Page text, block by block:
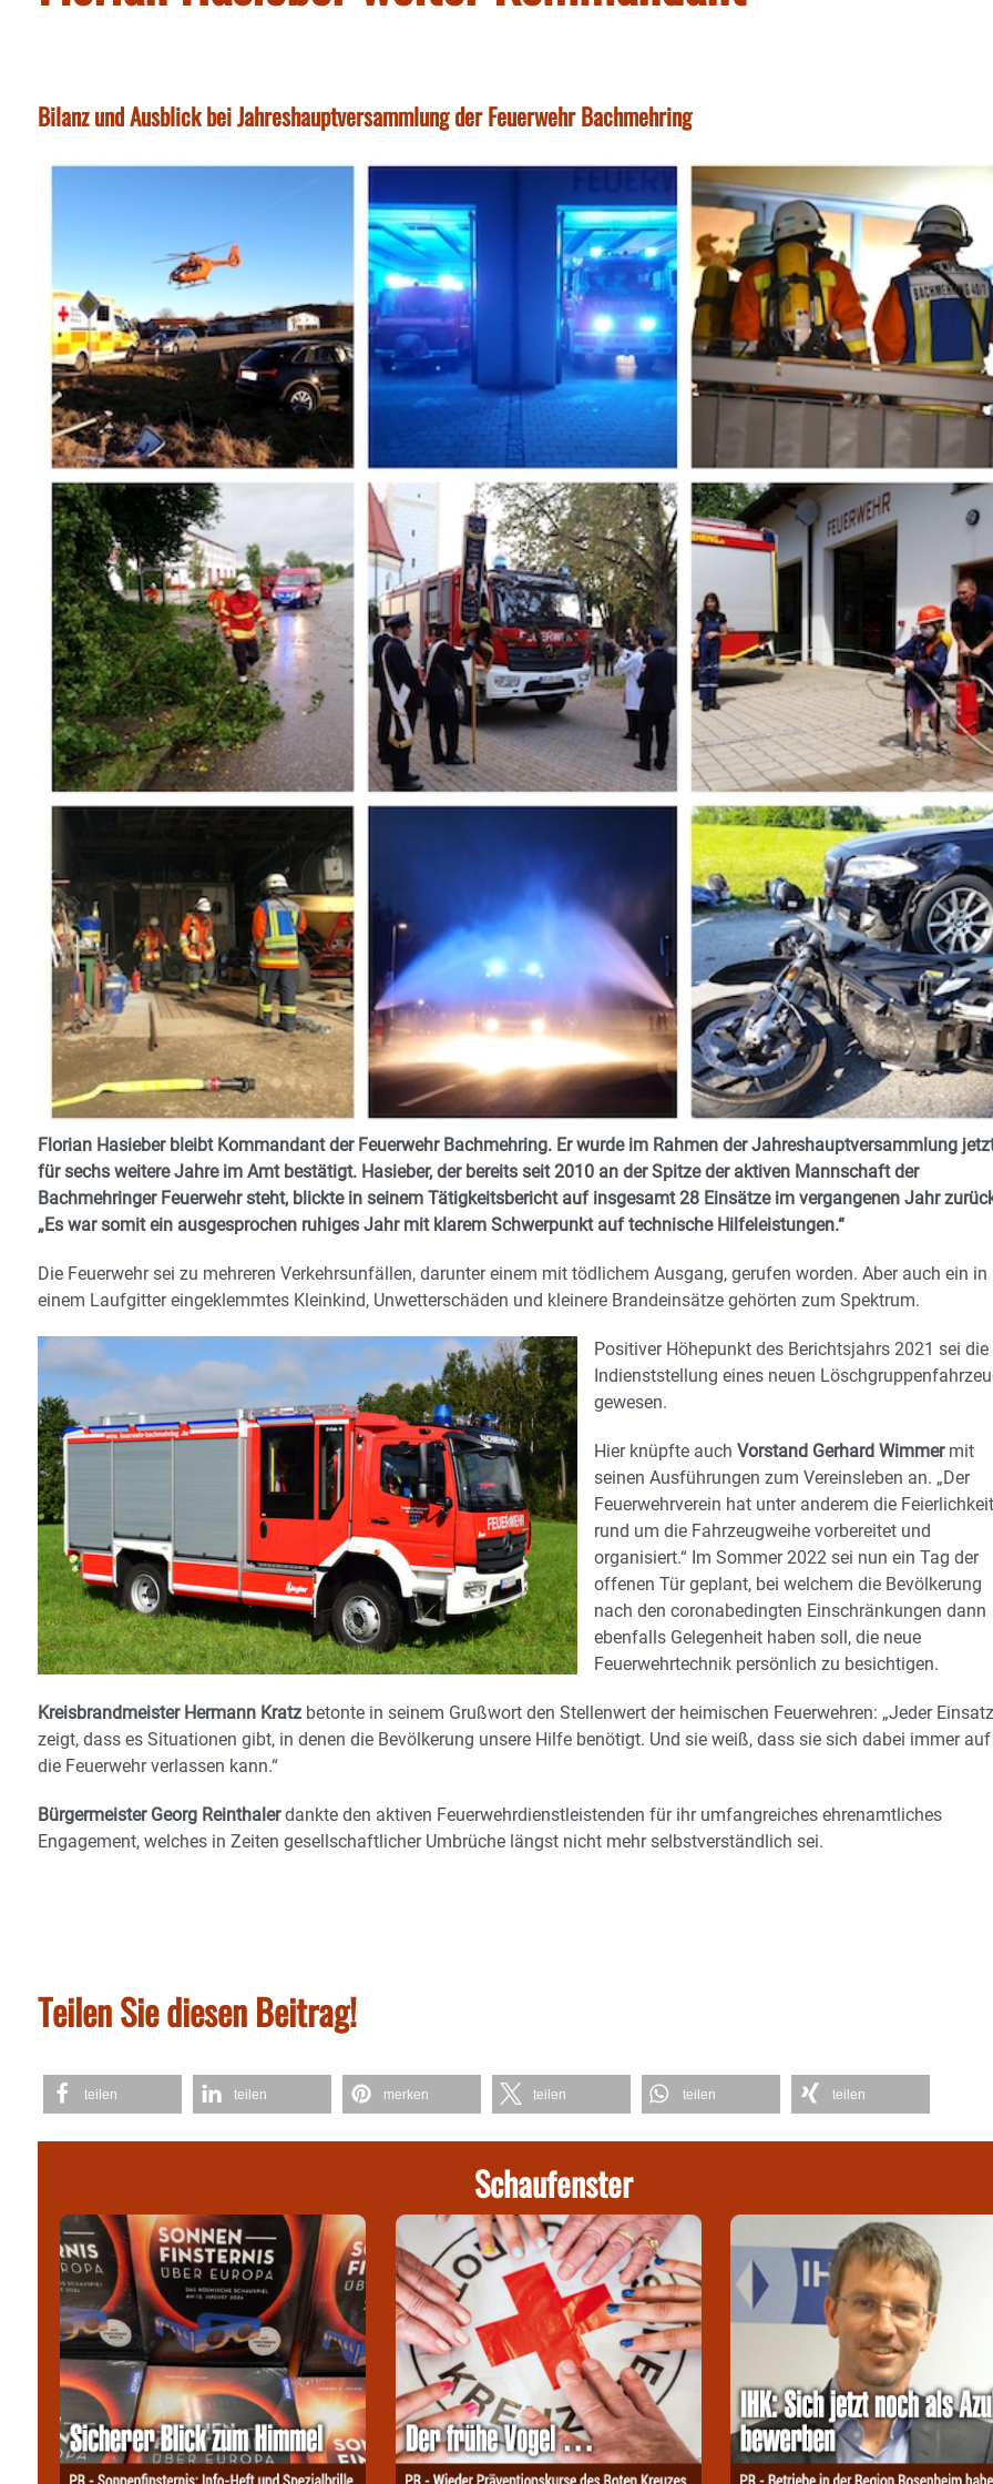
Bilanz und Ausblick bei Jahreshauptversammlung der Feuerwehr Bachmehring
Florian Hasieber bleibt Kommandant der Feuerwehr Bachmehring. Er wurde im Rahmen der Jahreshauptversammlung
für sechs weitere Jahre im Amt bestätigt. Hasieber, der bereits seit 2010 an der Spitze der aktiven Mannschaft der
Bachmehringer Feuerwehr steht, blickte in seinem Tätigkeitsbericht auf insgesamt 28 Einsätze im vergangenen Jahr
„Es war somit ein ausgesprochen ruhiges Jahr mit klarem Schwerpunkt auf technische Hilfeleistungen.“
Die Feuerwehr sei zu mehreren Verkehrsunfällen, darunter einem mit tödlichem Ausgang, gerufen worden. Aber auch ein in
einem Laufgitter eingeklemmtes Kleinkind, Unwetterschäden und kleinere Brandeinsätze gehörten zum Spektrum.
Positiver Höhepunkt des Berichtsjahrs 2021 sei die
Indienststellung eines neuen
gewesen.
Hier knüpfte auch Vorstand Gerhard Wimmermit
seinen Ausführungen zum Vereinsleben an. „Der
Feuerwehrverein hat unter anderem die
rund um die Fahrzeugweihe vorbereitet und
organisiert.“ Im Sommer 2022 sei nun ein Tag der
offenen Tür geplant, bei welchem die Bevölkerung
nach den coronabedingten Einschränkungen dann
ebenfalls Gelegenheit haben soll, die neue
Feuerwehrtechnik persönlich zu besichtigen.
Kreisbrandmeister Hermann Kratz betonte in seinem Grußwort den Stellenwert der heimischen Feuerwehren: „Jeder Einsatz
zeigt, dass es Situationen gibt, in denen die Bevölkerung unsere Hilfe benötigt. Und sie weiß, dass sie sich dabei immer auf
die Feuerwehr verlassen kann.“
Bürgermeister Georg Reinthalerdankte den aktiven Feuerwehrdienstleistenden für ihr umfangreiches ehrenamtliches
Engagement, welches in Zeiten gesellschaftlicher Umbrüche längst nicht mehr selbstverständlich sei.
Teilen Sie diesen Beitrag!
teilen teilen merken teilen teilen teilen
Schaufenster